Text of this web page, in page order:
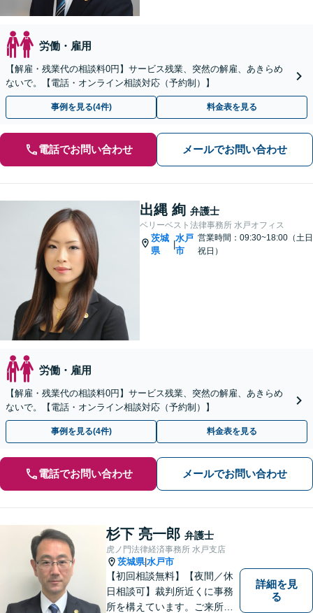
労働・雇用
【解雇・残業代の相談料0円】サービス残業、突然の解雇、あきらめ
ないで。【電話・オンライン相談対応（予約制）】
事例を見る(4件) 料金表を見る
電話でお問い合わせ メールでお問い合わせ
出縄 絢 弁護士
ベリーベスト法律事務所 水戸オフィス
茨城
県
|
水戸
市
営業時間：09:30~18:00（土日
祝日）
労働・雇用
【解雇・残業代の相談料0円】サービス残業、突然の解雇、あきらめ
ないで。【電話・オンライン相談対応（予約制）】
事例を見る(4件) 料金表を見る
電話でお問い合わせ メールでお問い合わせ
杉下 亮一郎 弁護士
虎ノ門法律経済事務所 水戸支店
茨城県|水戸市
【初回相談無料】【夜間／休
日相談可】裁判所近くに事務
所を構えています。ご来所・
詳細を見
る